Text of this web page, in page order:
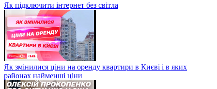
Як підключити інтернет без світла
Як змінилися ціни на оренду квартири в Києві і в яких
районах найменші ціни